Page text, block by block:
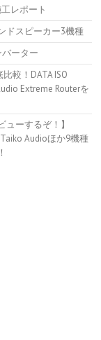
レポート
ドスピーカー3機種
ーター
較！DATA ISO
Extreme Routerを
ューするぞ！】
Taiko Audioほか9機種